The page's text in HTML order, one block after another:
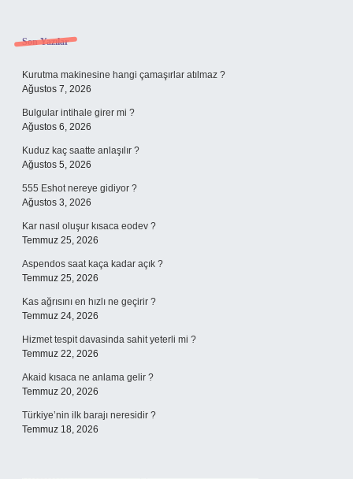
Sidebar
Son Yazılar
Kurutma makinesine hangi çamaşırlar atılmaz ?
Ağustos 7, 2026
Bulgular intihale girer mi ?
Ağustos 6, 2026
Kuduz kaç saatte anlaşılır ?
Ağustos 5, 2026
555 Eshot nereye gidiyor ?
Ağustos 3, 2026
Kar nasıl oluşur kısaca eodev ?
Temmuz 25, 2026
Aspendos saat kaça kadar açık ?
Temmuz 25, 2026
Kas ağrısını en hızlı ne geçirir ?
Temmuz 24, 2026
Hizmet tespit davasinda sahit yeterli mi ?
Temmuz 22, 2026
Akaid kısaca ne anlama gelir ?
Temmuz 20, 2026
Türkiye’nin ilk barajı neresidir ?
Temmuz 18, 2026